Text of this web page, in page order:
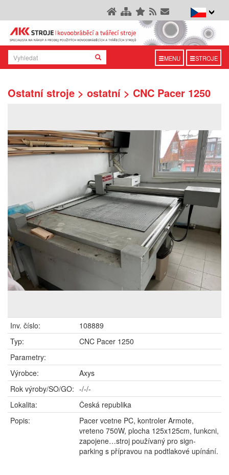
MENU STROJE
Ostatní stroje > ostatní > CNC Pacer 1250
Inv. číslo:
108889
Typ:
CNC Pacer 1250
Parametry:
Výrobce:
Axys
Rok výroby/SO/GO: -/-/-
Lokalita:
Česká republika
Popis:
Pacer vcetne PC, kontroler Armote,
vreteno 750W, plocha 125x125cm, funkcni,
zapojene…stroj používaný pro sign-
parking s přípravou na podtlakové upínání.